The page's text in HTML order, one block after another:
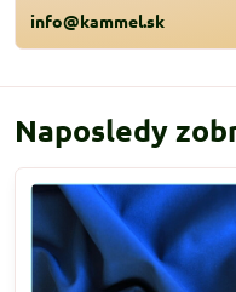
info@kammel.sk
Naposledy